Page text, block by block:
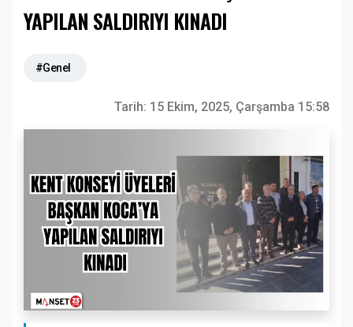
YAPILAN SALDIRIYI KINADI
#Genel
Tarih: 15 Ekim, 2025, Çarşamba 15:58